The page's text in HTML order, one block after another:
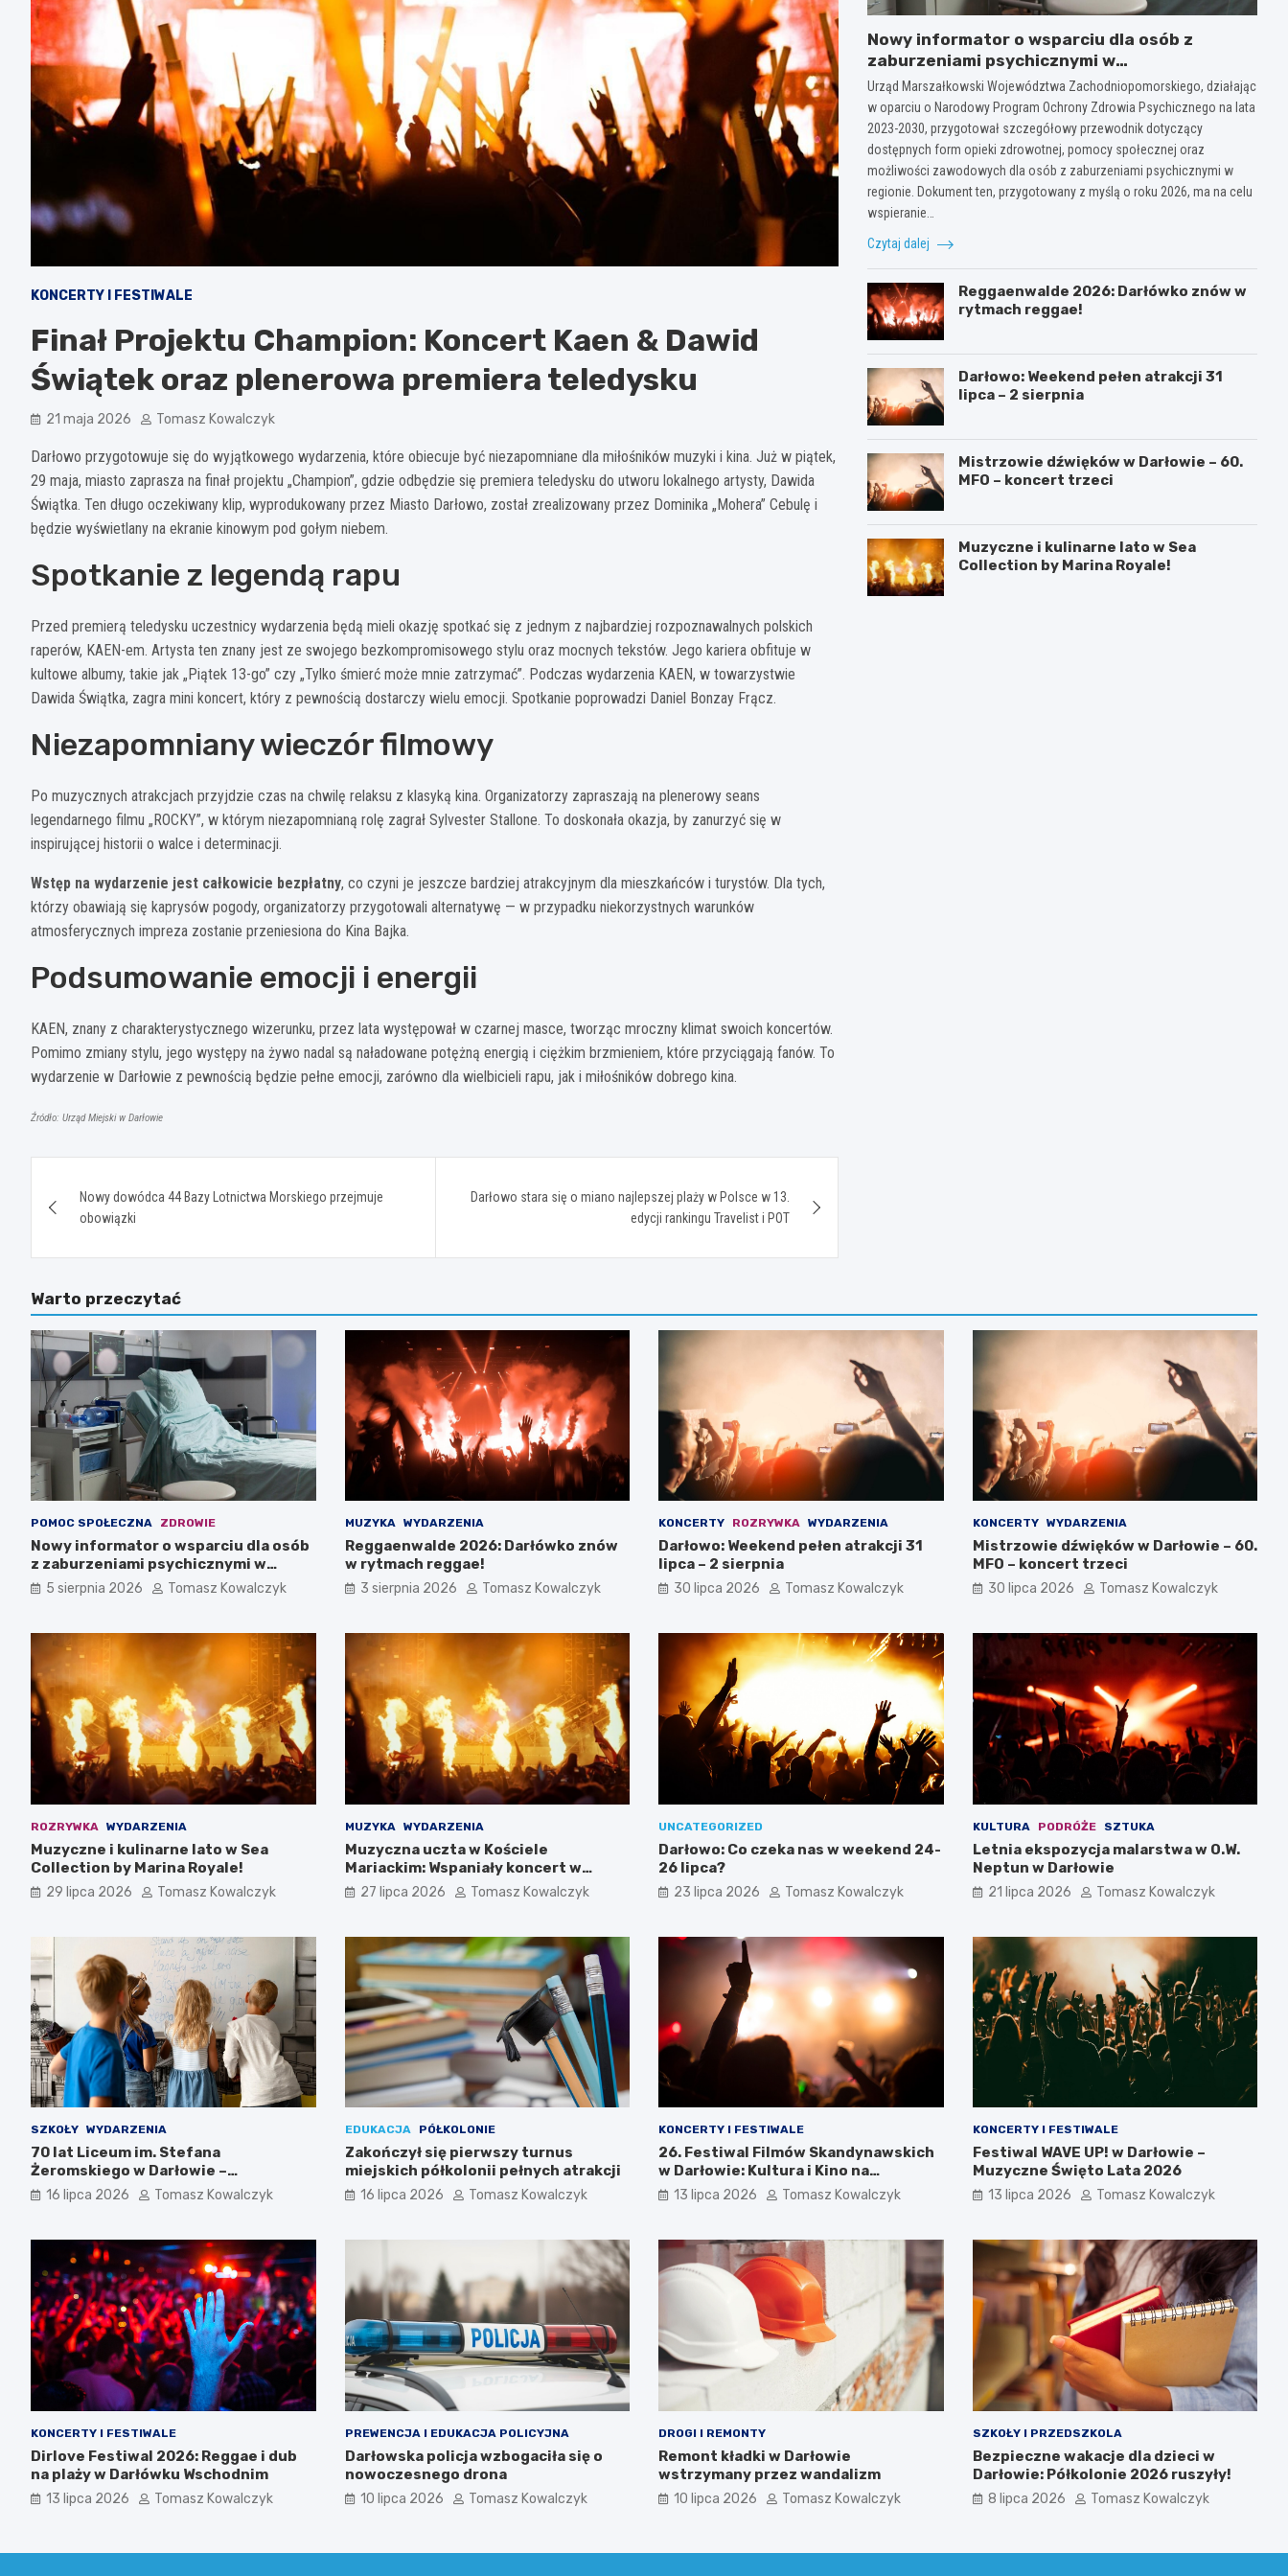
KONCERTY I FESTIWALE
Finał Projektu Champion: Koncert Kaen & Dawid
Świątek oraz plenerowa premiera teledysku
21 maja 2026 Tomasz Kowalczyk
Darłowo przygotowuje się do wyjątkowego wydarzenia, które obiecuje być niezapomniane dla miłośników muzyki i kina. Już w piątek,
29 maja, miasto zaprasza na finał projektu „Champion”, gdzie odbędzie się premiera teledysku do utworu lokalnego artysty, Dawida
Świątka. Ten długo oczekiwany klip, wyprodukowany przez Miasto Darłowo, został zrealizowany przez Dominika „Mohera” Cebulę i
będzie wyświetlany na ekranie kinowym pod gołym niebem.
Spotkanie z legendą rapu
Przed premierą teledysku uczestnicy wydarzenia będą mieli okazję spotkać się z jednym z najbardziej rozpoznawalnych polskich
raperów, KAEN-em. Artysta ten znany jest ze swojego bezkompromisowego stylu oraz mocnych tekstów. Jego kariera obfituje w
kultowe albumy, takie jak „Piątek 13-go” czy „Tylko śmierć może mnie zatrzymać”. Podczas wydarzenia KAEN, w towarzystwie
Dawida Świątka, zagra mini koncert, który z pewnością dostarczy wielu emocji. Spotkanie poprowadzi Daniel Bonzay Frącz.
Niezapomniany wieczór filmowy
Po muzycznych atrakcjach przyjdzie czas na chwilę relaksu z klasyką kina. Organizatorzy zapraszają na plenerowy seans
legendarnego filmu „ROCKY”, w którym niezapomnianą rolę zagrał Sylvester Stallone. To doskonała okazja, by zanurzyć się w
inspirującej historii o walce i determinacji.
Wstęp na wydarzenie jest całkowicie bezpłatny, co czyni je jeszcze bardziej atrakcyjnym dla mieszkańców i turystów. Dla tych,
którzy obawiają się kaprysów pogody, organizatorzy przygotowali alternatywę — w przypadku niekorzystnych warunków
atmosferycznych impreza zostanie przeniesiona do Kina Bajka.
Podsumowanie emocji i energii
KAEN, znany z charakterystycznego wizerunku, przez lata występował w czarnej masce, tworząc mroczny klimat swoich koncertów.
Pomimo zmiany stylu, jego występy na żywo nadal są naładowane potężną energią i ciężkim brzmieniem, które przyciągają fanów. To
wydarzenie w Darłowie z pewnością będzie pełne emocji, zarówno dla wielbicieli rapu, jak i miłośników dobrego kina.
Źródło: Urząd Miejski w Darłowie
wpisuNowy dowódca 44 Bazy Lotnictwa Morskiego przejmuje
obowiązki
Darłowo stara się o miano najlepszej plaży w Polsce w 13.
edycji rankingu Travelist i POT
Nowy informator o wsparciu dla osób z
zaburzeniami psychicznymi w
Zachodniopomorskiem na 2026 rok
Urząd Marszałkowski Województwa Zachodniopomorskiego, działając
w oparciu o Narodowy Program Ochrony Zdrowia Psychicznego na lata
2023-2030, przygotował szczegółowy przewodnik dotyczący
dostępnych form opieki zdrowotnej, pomocy społecznej oraz
możliwości zawodowych dla osób z zaburzeniami psychicznymi w
regionie. Dokument ten, przygotowany z myślą o roku 2026, ma na celu
wspieranie…
Czytaj dalej
Reggaenwalde 2026: Darłówko znów w
rytmach reggae!
Darłowo: Weekend pełen atrakcji 31
lipca – 2 sierpnia
Mistrzowie dźwięków w Darłowie – 60.
MFO – koncert trzeci
Muzyczne i kulinarne lato w Sea
Collection by Marina Royale!
Warto przeczytać
POMOC SPOŁECZNA ZDROWIE
Nowy informator o wsparciu dla osób
z zaburzeniami psychicznymi w
Zachodniopomorskiem na 2026 rok
5 sierpnia 2026 Tomasz Kowalczyk
MUZYKA WYDARZENIA
Reggaenwalde 2026: Darłówko znów
w rytmach reggae!
3 sierpnia 2026 Tomasz Kowalczyk
KONCERTY ROZRYWKA WYDARZENIA
Darłowo: Weekend pełen atrakcji 31
lipca – 2 sierpnia
30 lipca 2026 Tomasz Kowalczyk
KONCERTY WYDARZENIA
Mistrzowie dźwięków w Darłowie – 60.
MFO – koncert trzeci
30 lipca 2026 Tomasz Kowalczyk
ROZRYWKA WYDARZENIA
Muzyczne i kulinarne lato w Sea
Collection by Marina Royale!
29 lipca 2026 Tomasz Kowalczyk
MUZYKA WYDARZENIA
Muzyczna uczta w Kościele
Mariackim: Wspaniały koncert w
Darłowie
27 lipca 2026 Tomasz Kowalczyk
UNCATEGORIZED
Darłowo: Co czeka nas w weekend 24-
26 lipca?
23 lipca 2026 Tomasz Kowalczyk
KULTURA PODRÓŻE SZTUKA
Letnia ekspozycja malarstwa w O.W.
Neptun w Darłowie
21 lipca 2026 Tomasz Kowalczyk
SZKOŁY WYDARZENIA
70 lat Liceum im. Stefana
Żeromskiego w Darłowie –
Świętujemy razem!
16 lipca 2026 Tomasz Kowalczyk
EDUKACJA PÓŁKOLONIE
Zakończył się pierwszy turnus
miejskich półkolonii pełnych atrakcji
16 lipca 2026 Tomasz Kowalczyk
KONCERTY I FESTIWALE
26. Festiwal Filmów Skandynawskich
w Darłowie: Kultura i Kino na
Wyciągnięcie Ręki
13 lipca 2026 Tomasz Kowalczyk
KONCERTY I FESTIWALE
Festiwal WAVE UP! w Darłowie –
Muzyczne Święto Lata 2026
13 lipca 2026 Tomasz Kowalczyk
KONCERTY I FESTIWALE
Dirlove Festiwal 2026: Reggae i dub
na plaży w Darłówku Wschodnim
13 lipca 2026 Tomasz Kowalczyk
PREWENCJA I EDUKACJA POLICYJNA
Darłowska policja wzbogaciła się o
nowoczesnego drona
10 lipca 2026 Tomasz Kowalczyk
DROGI I REMONTY
Remont kładki w Darłowie
wstrzymany przez wandalizm
10 lipca 2026 Tomasz Kowalczyk
SZKOŁY I PRZEDSZKOLA
Bezpieczne wakacje dla dzieci w
Darłowie: Półkolonie 2026 ruszyły!
8 lipca 2026 Tomasz Kowalczyk